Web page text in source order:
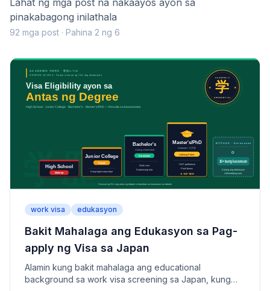
Lahat ng mga post na nakaayos ayon sa
pinakabagong inilathala
92 mga post · Pahina 2 ng 6
work visa edukasyon
Bakit Mahalaga ang Edukasyon sa Pag-
apply ng Visa sa Japan
Alamin kung bakit mahalaga ang educational
background sa work visa screening sa Japan, kung